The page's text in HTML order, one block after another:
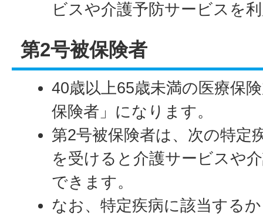
ビスや介護予防サービスを
第2号被保険者
40歳以上65歳未満の医療保
保険者」になります。
第2号被保険者は、次の特定
を受けると介護サービスや
できます。
なお、特定疾病に該当する